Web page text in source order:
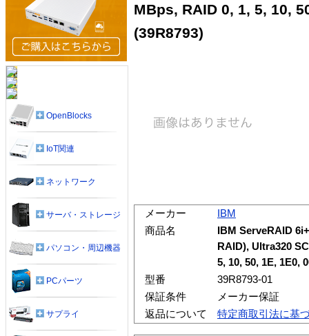
MBps, RAID 0, 1, 5, 10,
(39R8793)
メーカー
IBM
商品名
IBM ServeRAID
RAID), Ultra320
5, 10, 50, 1E, 1E0,
型番
39R8793-01
保証条件
メーカー保証
返品について
特定商取引法に基
OpenBlocks
IoT関連
ネットワーク
サーバ・ストレージ
パソコン・周辺機器
PCパーツ
サプライ